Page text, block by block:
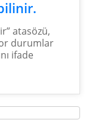
atasözü,
durumlar
ifade